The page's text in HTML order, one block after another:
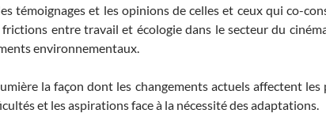
témoignages et les opinions de celles et ceux qui co-
entre travail et écologie dans le secteur du
environnementaux.
la façon dont les changements actuels affectent
et les aspirations face à la nécessité des adaptations.